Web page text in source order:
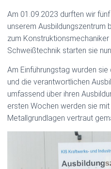
Am 01.09.2023 durften wir
unserem Ausbildungszentrum
zum
Schweißtechnik starten sie
Am Einführungstag wurden
und die verantwortlichen
umfassend über ihren
ersten Wochen werden sie
Metallgrundlagen vertraut